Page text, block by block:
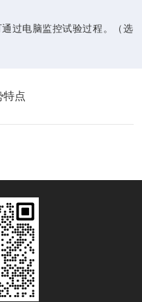
过电脑监控试验过程。 （ 选
特点